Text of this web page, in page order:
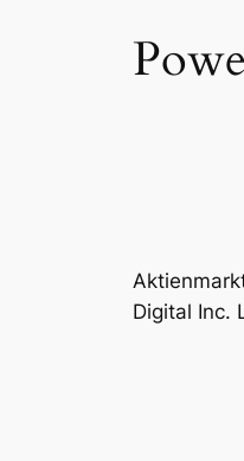
Digital Inc.